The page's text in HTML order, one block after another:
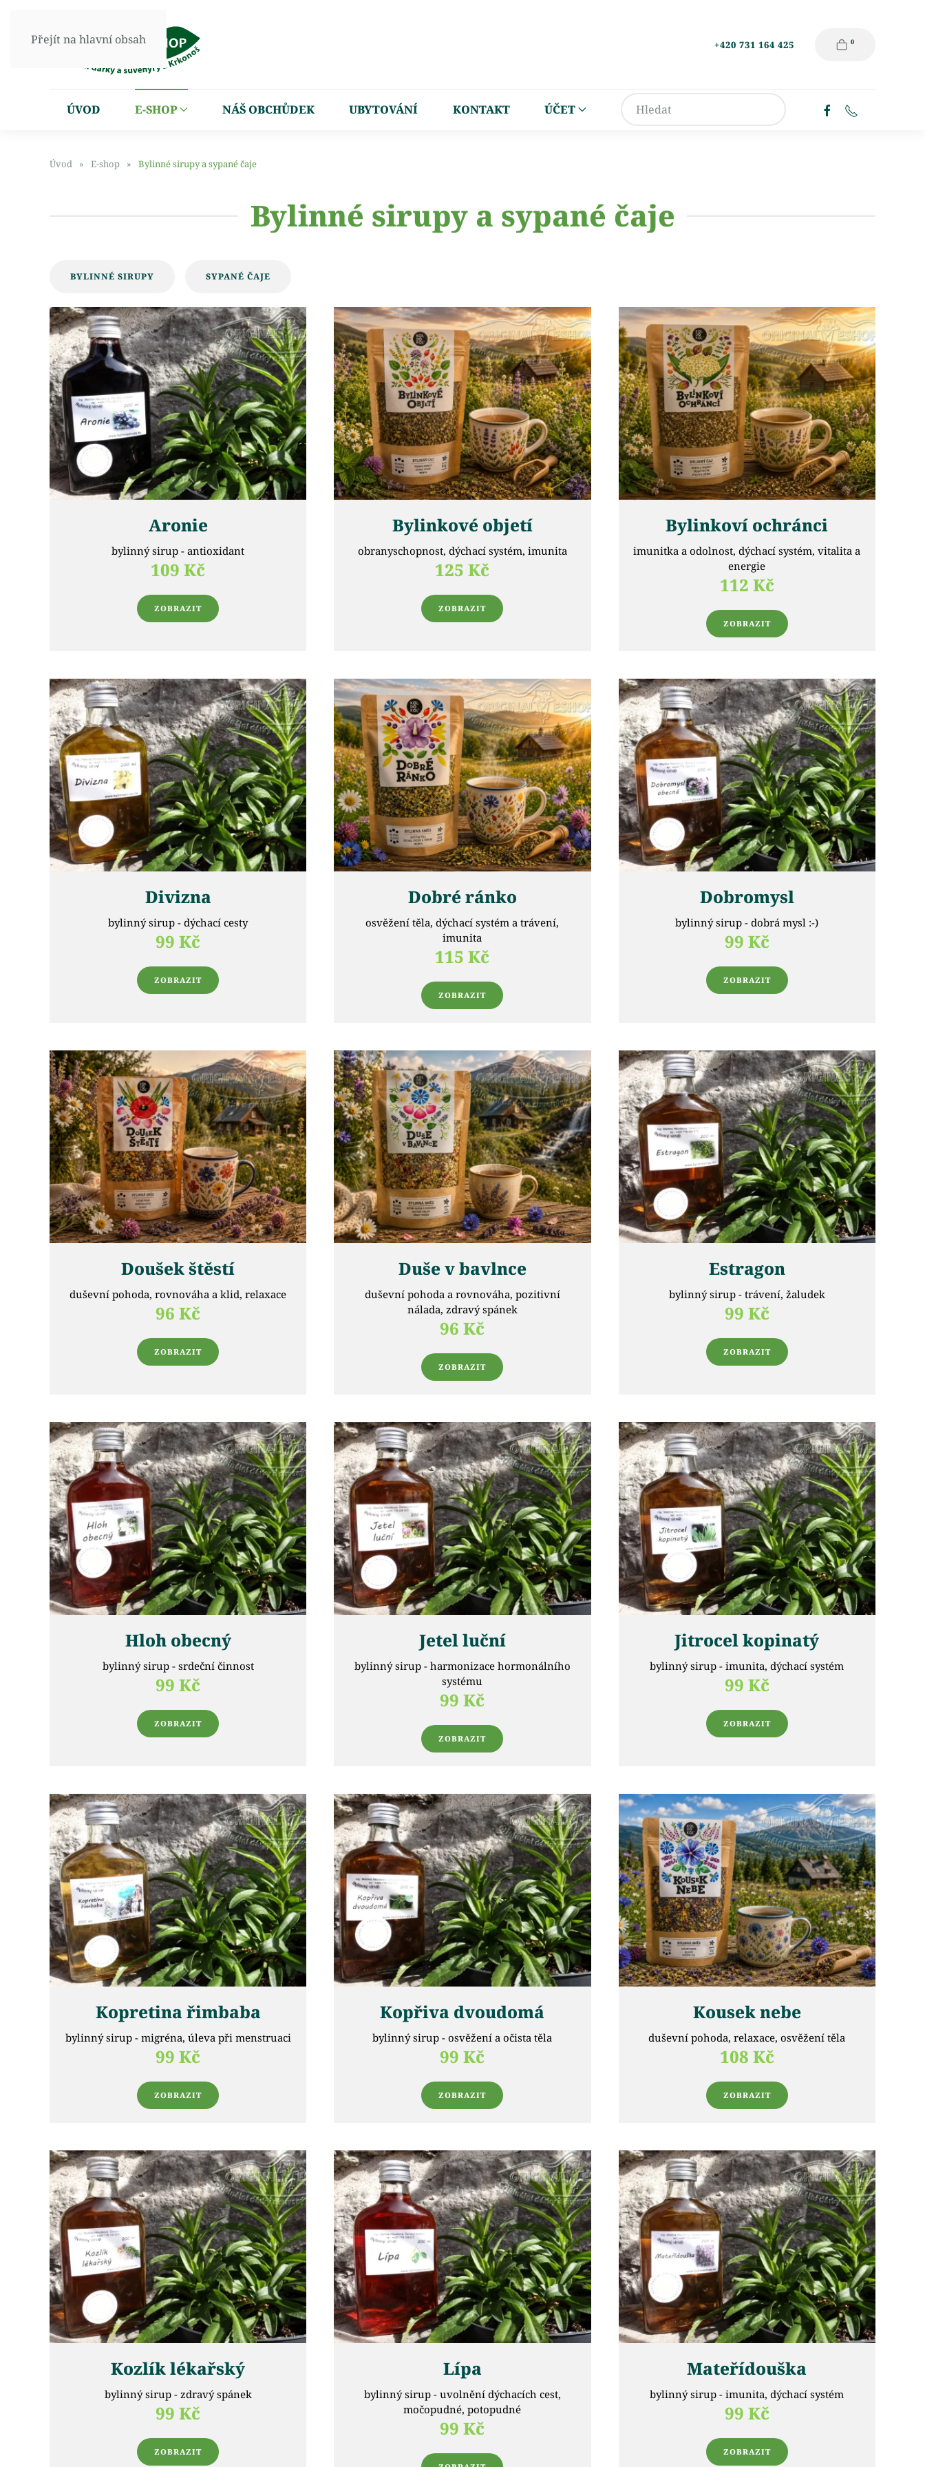
Přejít na hlavní obsah +420 731 164 425 0
ÚVOD E-SHOP NÁŠ OBCHŮDEK UBYTOVÁNÍ KONTAKT ÚČET
Úvod E-shop Bylinné sirupy a sypané čaje
Bylinné sirupy a sypané čaje
BYLINNÉ SIRUPY SYPANÉ ČAJE
Aronie
bylinný sirup - antioxidant
109 Kč
ZOBRAZIT
Bylinkové objetí
obranyschopnost, dýchací systém, imunita
125 Kč
ZOBRAZIT
Bylinkoví ochránci
imunitka a odolnost, dýchací systém, vitalita a
energie
112 Kč
ZOBRAZIT
Divizna
bylinný sirup - dýchací cesty
99 Kč
ZOBRAZIT
Dobré ránko
osvěžení těla, dýchací systém a trávení,
imunita
115 Kč
ZOBRAZIT
Dobromysl
bylinný sirup - dobrá mysl :-)
99 Kč
ZOBRAZIT
Doušek štěstí
duševní pohoda, rovnováha a klid, relaxace
96 Kč
ZOBRAZIT
Duše v bavlnce
duševní pohoda a rovnováha, pozitivní
nálada, zdravý spánek
96 Kč
ZOBRAZIT
Estragon
bylinný sirup - trávení, žaludek
99 Kč
ZOBRAZIT
Hloh obecný
bylinný sirup - srdeční činnost
99 Kč
ZOBRAZIT
Jetel luční
bylinný sirup - harmonizace hormonálního
systému
99 Kč
ZOBRAZIT
Jitrocel kopinatý
bylinný sirup - imunita, dýchací systém
99 Kč
ZOBRAZIT
Kopretina řimbaba
bylinný sirup - migréna, úleva při menstruaci
99 Kč
ZOBRAZIT
Kopřiva dvoudomá
bylinný sirup - osvěžení a očista těla
99 Kč
ZOBRAZIT
Kousek nebe
duševní pohoda, relaxace, osvěžení těla
108 Kč
ZOBRAZIT
Kozlík lékařský
bylinný sirup - zdravý spánek
99 Kč
ZOBRAZIT
Lípa
bylinný sirup - uvolnění dýchacích cest,
močopudné, potopudné
99 Kč
Mateřídouška
bylinný sirup - imunita, dýchací systém
99 Kč
ZOBRAZIT